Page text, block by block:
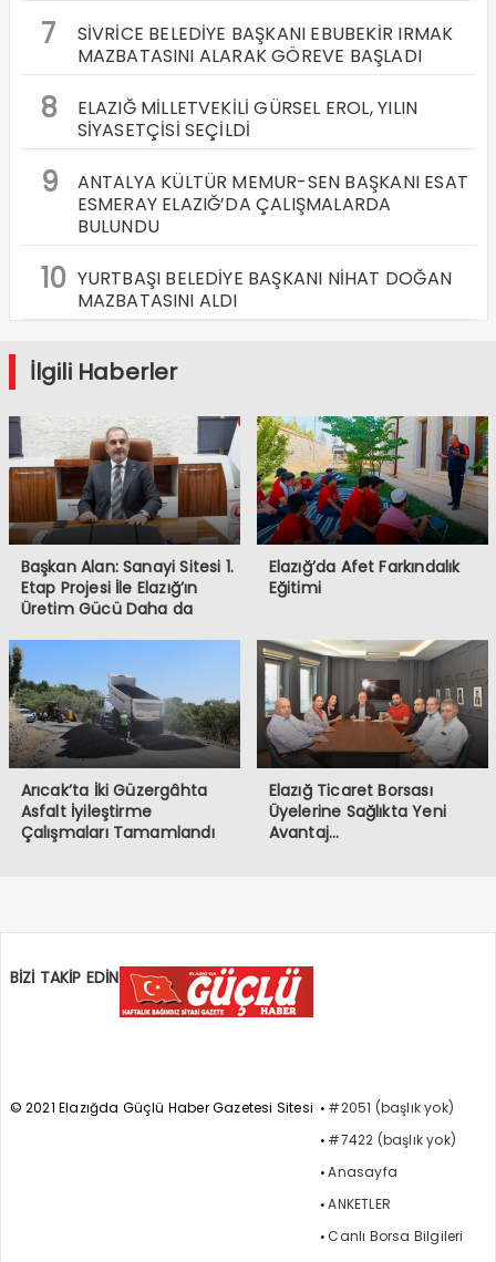
7
SİVRİCE BELEDİYE BAŞKANI EBUBEKİR IRMAK
MAZBATASINI ALARAK GÖREVE BAŞLADI
8
ELAZIĞ MİLLETVEKİLİ GÜRSEL EROL, YILIN
SİYASETÇİSİ SEÇİLDİ
9
ANTALYA KÜLTÜR MEMUR-SEN BAŞKANI ESAT
ESMERAY ELAZIĞ’DA ÇALIŞMALARDA
BULUNDU
10 YURTBAŞI BELEDİYE BAŞKANI NİHAT DOĞAN
MAZBATASINI ALDI
İlgili Haberler
Başkan Alan: Sanayi Sitesi 1.
Etap Projesi İle Elazığ’ın
Üretim Gücü Daha da
Elazığ’da Afet Farkındalık
Eğitimi
Arıcak’ta İki Güzergâhta
Asfalt İyileştirme
Çalışmaları Tamamlandı
Elazığ Ticaret Borsası
Üyelerine Sağlıkta Yeni
Avantaj…
BİZİ TAKİP EDİN
© 2021 Elazığda Güçlü Haber Gazetesi Sitesi
#2051 (başlık yok)
#7422 (başlık yok)
Anasayfa
ANKETLER
Canlı Borsa Bilgileri